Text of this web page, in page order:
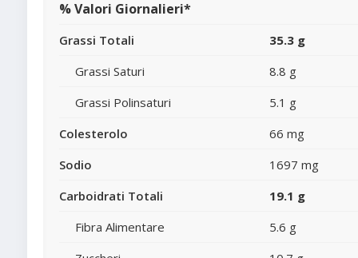
% Valori Giornalieri*
Grassi Totali
35.3 g
Grassi Saturi
8.8 g
Grassi Polinsaturi
5.1 g
Colesterolo
66 mg
Sodio
1697 mg
Carboidrati Totali
19.1 g
Fibra Alimentare
5.6 g